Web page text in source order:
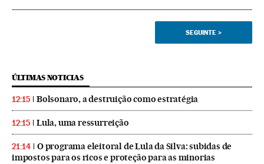
SEGUINTE >
ÚLTIMAS NOTICIAS
12:15 Bolsonaro, a destruição como estratégia
12:15 Lula, uma ressurreição
21:14
O programa eleitoral de Lula da Silva: subidas de
impostos para os ricos e proteção para as minorias